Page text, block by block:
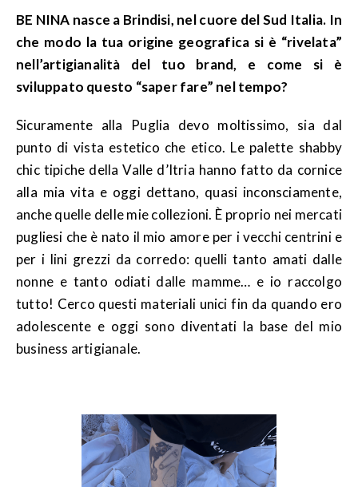
BE NINA nasce a Brindisi, nel cuore del Sud Italia. In
che modo la tua origine geografica si è “rivelata”
nell’artigianalità del tuo brand, e come si è
sviluppato questo “saper fare” nel tempo?
Sicuramente alla Puglia devo moltissimo, sia dal
punto di vista estetico che etico. Le palette shabby
chic tipiche della Valle d’Itria hanno fatto da cornice
alla mia vita e oggi dettano, quasi inconsciamente,
anche quelle delle mie collezioni. È proprio nei mercati
pugliesi che è nato il mio amore per i vecchi centrini e
per i lini grezzi da corredo: quelli tanto amati dalle
nonne e tanto odiati dalle mamme… e io raccolgo
tutto! Cerco questi materiali unici fin da quando ero
adolescente e oggi sono diventati la base del mio
business artigianale.